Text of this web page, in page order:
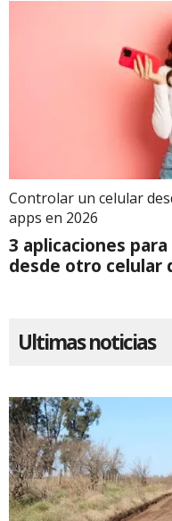
Controlar un celular
apps en 2026
3 aplicaciones
desde otro celular
Ultimas noticias